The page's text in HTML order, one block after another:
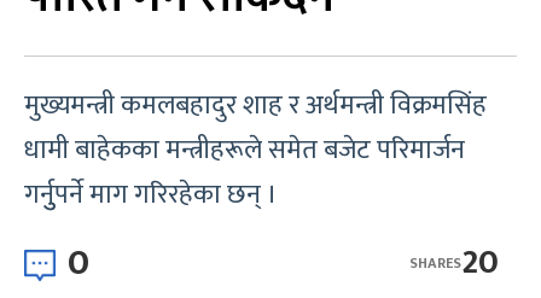
मुख्यमन्त्री कमलबहादुर शाह र अर्थमन्त्री विक्रमसिंह
धामी बाहेकका मन्त्रीहरूले समेत बजेट परिमार्जन
गर्नुुपर्ने माग गरिरहेका छन् ।
0 20
SHARES